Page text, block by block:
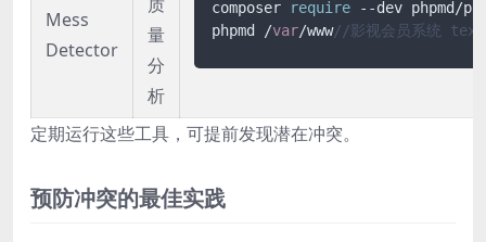
Mess
Detector
量
分
析
composer require --dev phpmd/
phpmd /var/www//影视会员系统 text
定期运行这些工具，可提前发现潜在冲突。
预防冲突的最佳实践